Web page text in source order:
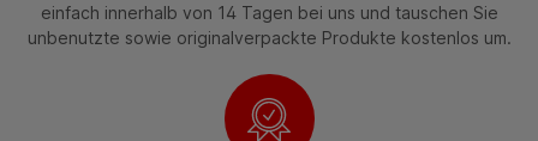
einfach innerhalb von 14 Tagen bei uns und tauschen Sie
unbenutzte sowie originalverpackte Produkte kostenlos um.